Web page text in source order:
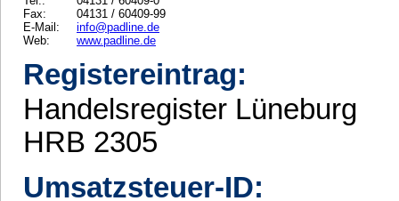
Fax:
04131 / 60409-99
E-Mail:
info@padline.de
Web:
www.padline.de
Registereintrag:
Handelsregister Lüneburg
HRB 2305
Umsatzsteuer-ID: